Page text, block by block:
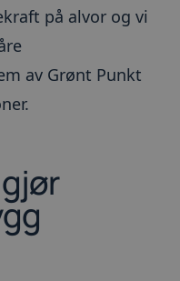
på alvor og vi
av Grønt Punkt